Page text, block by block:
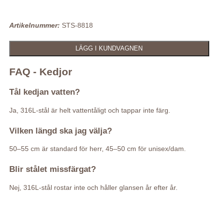
Artikelnummer: STS-8818
FAQ - Kedjor
Tål kedjan vatten?
Ja, 316L-stål är helt vattentåligt och tappar inte färg.
Vilken längd ska jag välja?
50–55 cm är standard för herr, 45–50 cm för unisex/dam.
Blir stålet missfärgat?
Nej, 316L-stål rostar inte och håller glansen år efter år.